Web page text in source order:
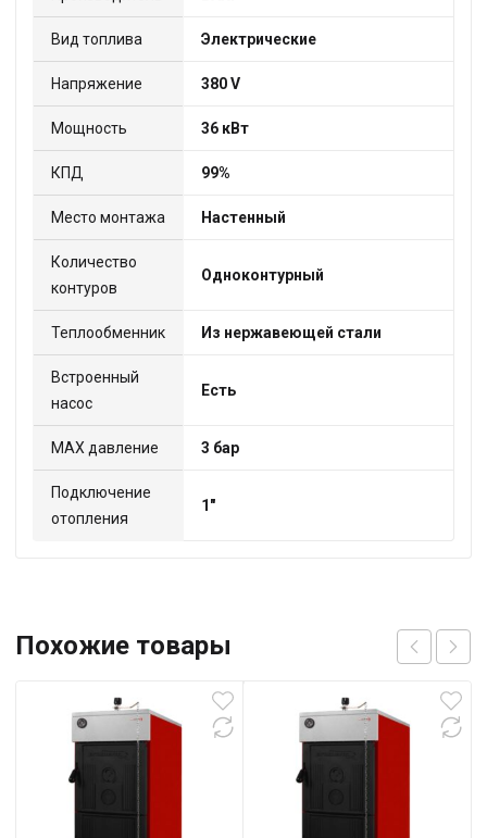
Вид топлива Электрические
Напряжение 380 V
Мощность 36 кВт
КПД 99%
Место монтажа Настенный
Количество
контуров
Одноконтурный
Теплообменник Из нержавеющей стали
Встроенный
насос
Есть
МАХ давление 3 бар
Подключение
отопления
1"
Похожие товары